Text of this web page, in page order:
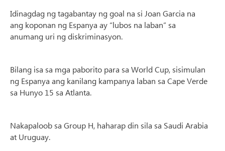
Idinagdag ng tagabantay ng goal na si Joan Garcia na
ang koponan ng Espanya ay “lubos na laban” sa
anumang uri ng diskriminasyon.
Bilang isa sa mga paborito para sa World Cup, sisimulan
ng Espanya ang kanilang kampanya laban sa Cape Verde
sa Hunyo 15 sa Atlanta.
Nakapaloob sa Group H, haharap din sila sa Saudi Arabia
at Uruguay.